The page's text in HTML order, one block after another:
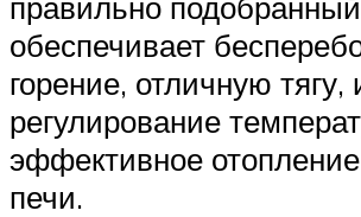
обеспечивает
горение, отличную
регулирование
эффективное
печи.